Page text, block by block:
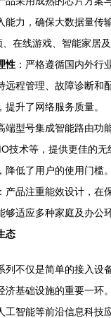
能力，确保大数据量传
在线游戏、智能家居
性 ：严格遵循国内外行
远程管理、故障诊断和
升了网络服务质量。
端型号集成智能路由功
技术等，提供更佳的
低了用户的使用门槛。
：产品注重能效设计，在
适应多种家庭及办公环
态
列不仅是简单的接入设
济基础设施的重要一环
工智能等前沿信息科技